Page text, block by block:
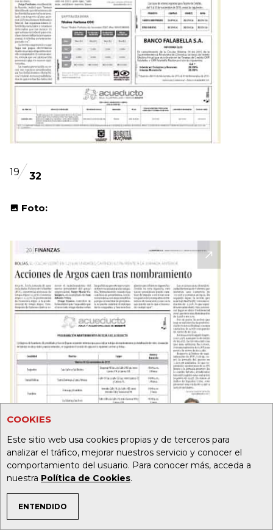
COOKIES
Este sitio web usa cookies propias y de terceros para
analizar el tráfico, mejorar nuestros servicio y conocer el
comportamiento del usuario. Para conocer más, acceda a
nuestra Política de Cookies.
ENTENDIDO
TEMAS DE INTERÉS
19 32
Foto: